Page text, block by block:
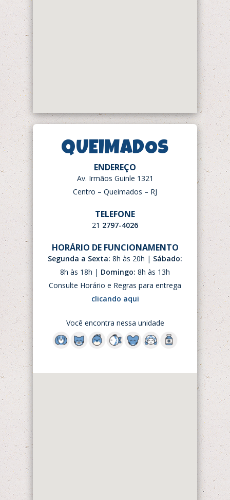
QUEIMADOS
ENDEREÇO
Av. Irmãos Guinle 1321
Centro – Queimados – RJ
TELEFONE
21 2797-4026
HORÁRIO DE FUNCIONAMENTO
Segunda a Sexta: 8h às 20h | Sábado:
8h às 18h | Domingo: 8h às 13h
Consulte Horário e Regras para entrega
clicando aqui
Você encontra nessa unidade